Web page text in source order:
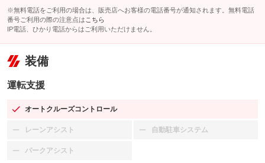
※無料電話をご利用の場合は、販売店へお客様の電話番号が通知されます。無料電話
番号ご利用の際の注意点は こちら
IP電話、ひかり電話からはご利用いただけません。
装備
運転支援
オートクルーズコントロール
：装備あり
レーンアシスト
：装備なし 自動駐車システム
：装備なし
パークアシスト
：装備なし